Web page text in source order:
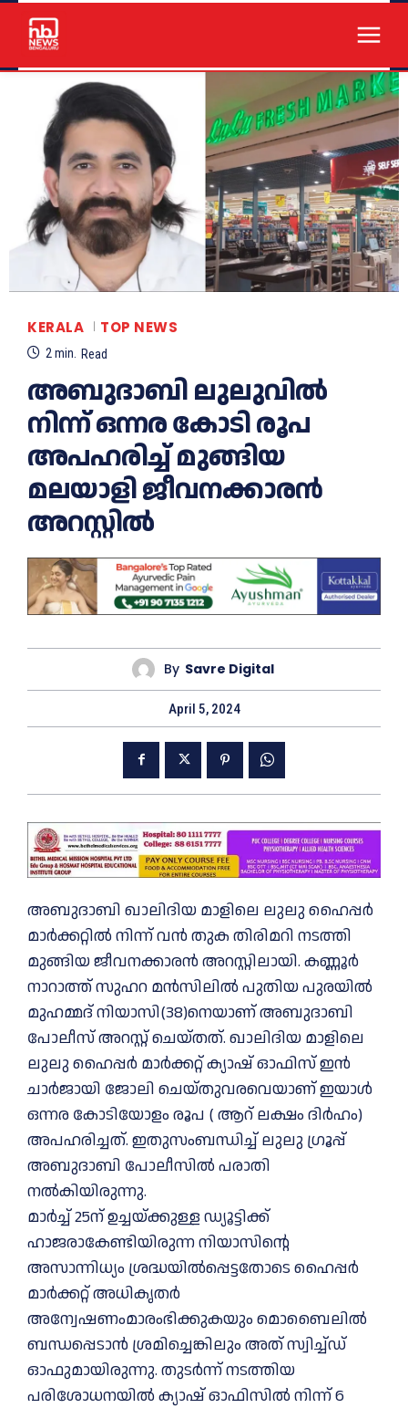
KERALA TOP NEWS
2min. Read
അബുദാബി ലുലുവിൽ
നിന്ന് ഒന്നര കോടി രൂപ
അപഹരിച്ച് മുങ്ങിയ
മലയാളി ജീവനക്കാരന്‍
അറസ്റ്റില്‍
By Savre Digital
April 5, 2024
അബുദാബി ഖാലിദിയ മാളിലെ ലുലു ഹൈപ്പര്‍
മാര്‍ക്കറ്റില്‍ നിന്ന് വൻ തുക തിരിമറി നടത്തി
മുങ്ങിയ ജീവനക്കാരൻ അറസ്റ്റിലായി. കണ്ണൂർ
നാറാത്ത് സുഹറ മൻസിലിൽ പുതിയ പുരയിൽ
മുഹമ്മദ് നിയാസി(38)നെയാണ് അബുദാബി
പോലീസ് അറസ്റ്റ് ചെയ്തത്. ഖാലിദിയ മാളിലെ
ലുലു ഹൈപ്പർ മാർക്കറ്റ് ക്യാഷ് ഓഫിസ് ഇൻ
ചാർജായി ജോലി ചെയ്തുവരവെയാണ് ഇയാള്‍
ഒന്നര കോടിയോളം രൂപ ( ആറ് ലക്ഷം ദിർഹം)
അപഹരിച്ചത്. ഇതുസംബന്ധിച്ച് ലുലു ഗ്രൂപ്പ്
അബുദാബി പോലീസിൽ പരാതി
നൽകിയിരുന്നു.
മാർച്ച് 25ന് ഉച്ചയ്ക്കുള്ള ഡ്യൂട്ടിക്ക്
ഹാജരാകേണ്ടിയിരുന്ന നിയാസിന്റെ
അസാന്നിധ്യം ശ്രദ്ധയിൽപ്പെട്ടതോടെ ഹൈപ്പർ
മാർക്കറ്റ് അധികൃതർ
അന്വേഷണംമാരംഭിക്കുകയും മൊബൈലിൽ
ബന്ധപ്പെടാൻ ശ്രമിച്ചെങ്കിലും അത് സ്വിച്ച്ഡ്
ഓഫുമായിരുന്നു. തുടർന്ന് നടത്തിയ
പരിശോധനയിൽ ക്യാഷ് ഓഫിസിൽ നിന്ന് 6